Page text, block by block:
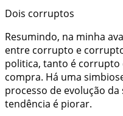
Dois corruptos
Resumindo, na minha
entre corrupto e
politica, tanto é
compra. Há uma
processo de evolução da
tendência é piorar.